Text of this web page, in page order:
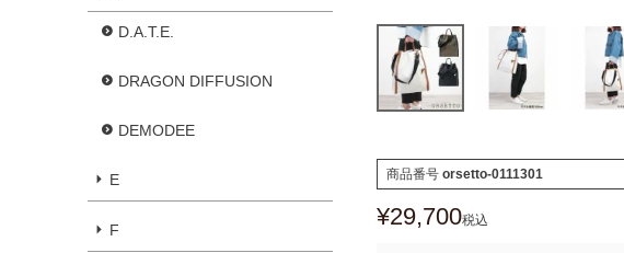
D.A.T.E.
DRAGON DIFFUSION
DEMODEE
E
F
商品番号 orsetto-0111301
¥29,700税込